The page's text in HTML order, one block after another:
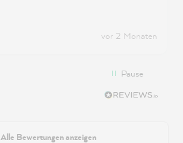
vor 2 Monaten
Pause
Alle Bewertungen anzeigen